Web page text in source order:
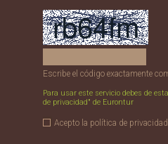
Escribe el código exactamente
Para usar este servicio debes de
de privacidad" de Eurontur
Acepto la política de privacidad